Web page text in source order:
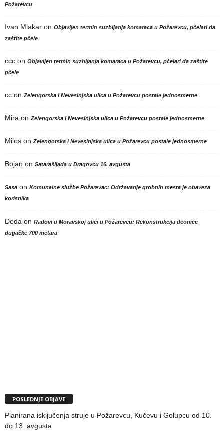
Požarevcu
Ivan Mlakar on Objavljen termin suzbijanja komaraca u Požarevcu, pčelari da
zaštite pčele
ccc on Objavljen termin suzbijanja komaraca u Požarevcu, pčelari da zaštite
pčele
cc on Zelengorska i Nevesinjska ulica u Požarevcu postale jednosmerne
Mira on Zelengorska i Nevesinjska ulica u Požarevcu postale jednosmerne
Milos on Zelengorska i Nevesinjska ulica u Požarevcu postale jednosmerne
Bojan on Satarašijada u Dragovcu 16. avgusta
Sasa on Komunalne službe Požarevac: Održavanje grobnih mesta je obaveza
korisnika
Deda on Radovi u Moravskoj ulici u Požarevcu: Rekonstrukcija deonice
dugačke 700 metara
POSLEDNJE OBJAVE
Planirana isključenja struje u Požarevcu, Kučevu i Golupcu od 10.
do 13. avgusta